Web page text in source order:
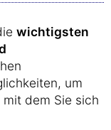
wichtigsten
um
dem Sie sich